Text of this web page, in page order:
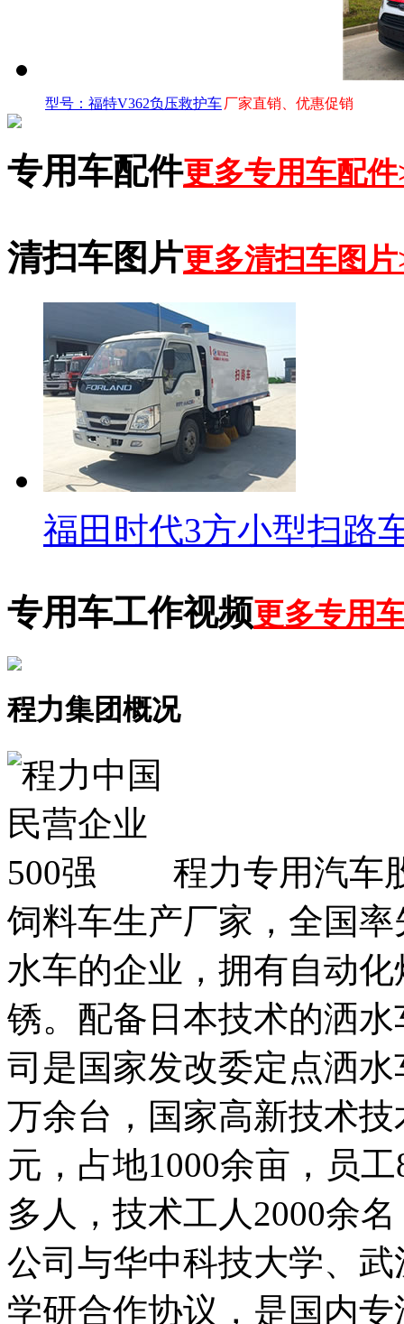
型号：福特V362负压救护车厂家直销、优惠促销
专用车配件更多专用车配件
清扫车图片更多清扫车图片
福田时代3方小型扫路
专用车工作视频更多专用
程力集团概况
程力专用汽车
饲料车生产厂家，全国
水车的企业，拥有自动
锈。配备日本技术的洒
司是国家发改委定点洒
万余台，国家高新技术
元，占地1000余亩，员
多人，技术工人2000余
公司与华中科技大学、
学研合作协议，是国内